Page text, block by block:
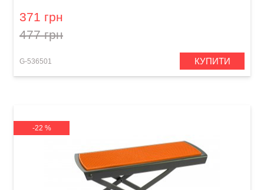
371 грн
477 грн
G-536501 КУПИТИ
-22 %